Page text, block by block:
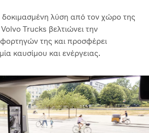
λύση από τον χώρο της
Trucks βελτιώνει την
της και προσφέρει
καυσίμου και ενέργειας.